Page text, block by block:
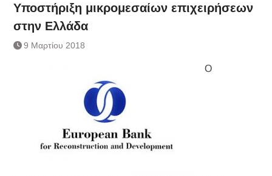
Υποστήριξη μικρομεσαίων επιχειρήσεων
στην Ελλάδα
9 Μαρτίου 2018
Ο